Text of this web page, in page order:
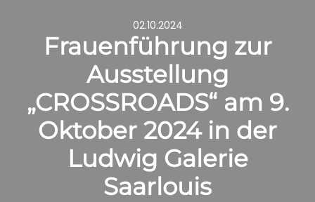
02.10.2024
Frauenführung zur
Ausstellung
„CROSSROADS“ am 9.
Oktober 2024 in der
Ludwig Galerie
Saarlouis